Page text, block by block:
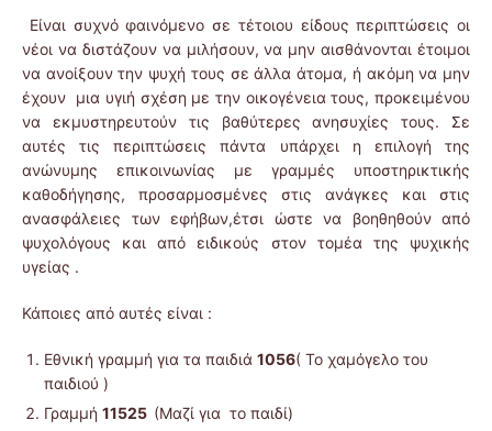
Είναι συχνό φαινόμενο σε τέτοιου είδους περιπτώσεις οι
νέοι να διστάζουν να μιλήσουν, να μην αισθάνονται έτοιμοι
να ανοίξουν την ψυχή τους σε άλλα άτομα, ή ακόμη να μην
έχουν μια υγιή σχέση με την οικογένεια τους, προκειμένου
να εκμυστηρευτούν τις βαθύτερες ανησυχίες τους. Σε
αυτές τις περιπτώσεις πάντα υπάρχει η επιλογή της
ανώνυμης επικοινωνίας με γραμμές υποστηρικτικής
καθοδήγησης, προσαρμοσμένες στις ανάγκες και στις
ανασφάλειες των εφήβων,έτσι ώστε να βοηθηθούν από
ψυχολόγους και από ειδικούς στον τομέα της ψυχικής
υγείας .
Κάποιες από αυτές είναι :
Εθνική γραμμή για τα παιδιά 1056( Το χαμόγελο του
παιδιού )
Γραμμή 11525 (Μαζί για το παιδί)